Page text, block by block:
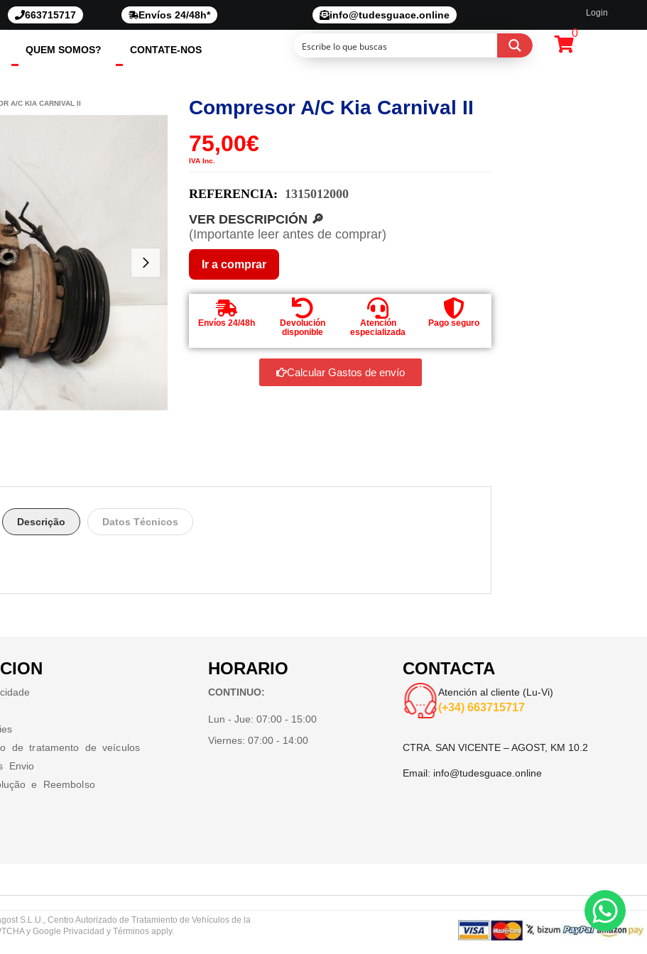
663715717 Envíos 24/48h* info@tudesguace.online Login
QUEM SOMOS? CONTATE-NOS
0
A/C KIA CARNIVAL II Compresor A/C Kia Carnival II
75,00€
IVA Inc.
REFERENCIA: 1315012000
VER DESCRIPCIÓN 🔎
(Importante leer antes de comprar)
Ir a comprar
Envíos 24/48h
Devolución
disponible
Atención
especializada
Pago seguro
Calcular Gastos de envío
Descrição Datos Técnicos
de tratamento de veículos
Envio
e Reembolso
HORARIO
CONTINUO:
Lun - Jue:07:00 - 15:00
Viernes:07:00 - 14:00
CONTACTA
Atención al cliente (Lu-Vi)
(+34) 663715717
CTRA. SAN VICENTE – AGOST, KM 10.2
Email: info@tudesguace.online
S.L.U., Centro Autorizado de Tratamiento de Vehículos de la
y Google Privacidad y Términos apply.